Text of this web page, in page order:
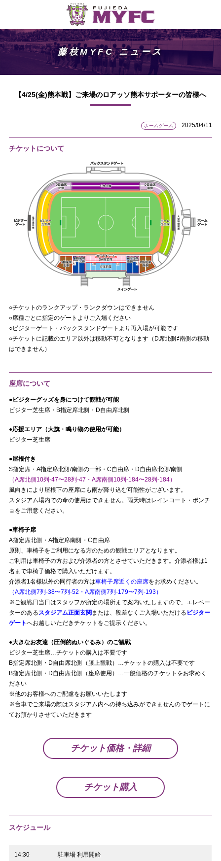
藤枝MYFC ニュース
【4/25(金)熊本戦】ご来場のロアッソ熊本サポーターの皆様へ
ホームゲーム 2025/04/11
チケットについて
○チケットのランクアップ・ランクダウンはできません
○席種ごとに指定のゲートよりご入場ください
○ビジターゲート・バックスタンドゲートより再入場が可能です
○チケットに記載のエリア以外は移動不可となります（D席北側⇄南側の移動
はできません）
座席について
●ビジターグッズを身につけて観戦が可能
ビジター芝生席・B指定席北側・D自由席北側
●応援エリア（大旗・鳴り物の使用が可能）
ビジター芝生席
●屋根付き
S指定席・A指定席北側/南側の一部・C自由席・D自由席北側/南側
（A席北側10列-47〜28列-47・A席南側10列-184〜28列-184）
風向きにより屋根下の座席にも雨が降り込む可能性がございます。
スタジアム場内での傘の使用はできません。雨天時はレインコート・ポンチ
ョをご用意ください。
●車椅子席
A指定席北側・A指定席南側・C自由席
原則、車椅子をご利用になる方のための観戦エリアとなります。
ご利用は車椅子の方および介添者の方とさせていただきます。介添者様は1
名まで車椅子価格で購入いただけます。
介添者1名様以外の同行者の方は車椅子席近くの座席をお求めください。
（A席北側7列-38〜7列-52・A席南側7列-179〜7列-193）
※ご観戦日当日はスタッフが所定の場所まで案内いたしますので、エレベー
ターのあるスタジアム正面玄関 または、段差なくご入場いただける ビジター
ゲートへお越しいただきチケットをご提示ください。
●大きなお友達（圧倒的ぬいぐるみ）のご観戦
ビジター芝生席…チケットの購入は不要です
B指定席北側・D自由席北側（膝上観戦）…チケットの購入は不要です
B指定席北側・D自由席北側（座席使用）…一般価格のチケットをお求めく
ださい
※他のお客様へのご配慮をお願いいたします
※台車でご来場の際はスタジアム内への持ち込みができませんのでゲートに
てお預かりさせていただきます
チケット価格・詳細
チケット購入
スケジュール
14:30 駐車場 利用開始